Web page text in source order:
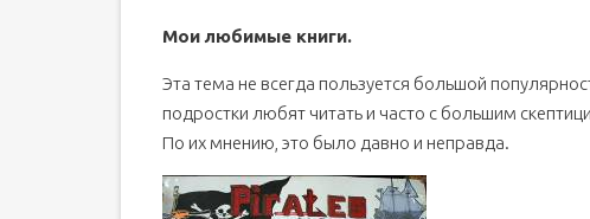
Мои любимые книги.
Эта тема не всегда пользуется большой
подростки любят читать и часто с большим
По их мнению, это было давно и неправда.